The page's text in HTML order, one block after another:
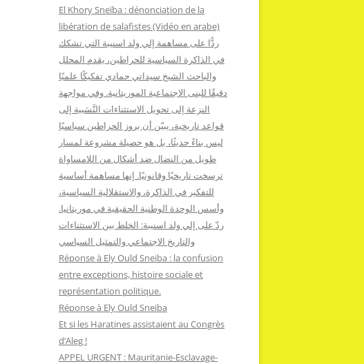
:
El Khory Sneïba : dénonciation de la
libération de salafistes (Vidéo en arabe)
ردًّا على مساهمة إلي ولد اسنيبة التي تشكك
في الذاكرة السياسية للحراطين، يقدم المحلل
والباحث الشيخ سيداتي حمادي تفكيكًا علميًا
دقيقًا للبنى الاجتماعية الموريتانية. وفي مواجهة
النزعة إلى تحويل الاستثناءات النَّسَبية إلى
قواعد تاريخية، يبيّن أن بروز الحراطين سياسيًا
ليس بناءً حديثًا، بل هو حصيلة مشروعة لمسار
طويل من النضال ضد أشكال من اللامساواة
ترسخت تاريخيًا وقانونيًا. إنها مساهمة أساسية
للتفكير في الذاكرة، والاستقلالية السياسية،
وأسس الوحدة الوطنية الحقيقية في موريتانيا.
ردّ على إلي ولد اسنيبة: الخلط بين الاستثناءات
والتاريخ الاجتماعي والتمثيل السياسي
Réponse à Ely Ould Sneiba : la confusion
entre exceptions, histoire sociale et
représentation politique.
Réponse à Ely Ould Sneiba
Et si les Haratines assistaient au Congrès
d’Aleg !
APPEL URGENT : Mauritanie-Esclavage-